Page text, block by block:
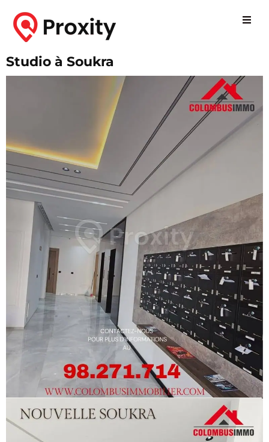
Studio à Soukra